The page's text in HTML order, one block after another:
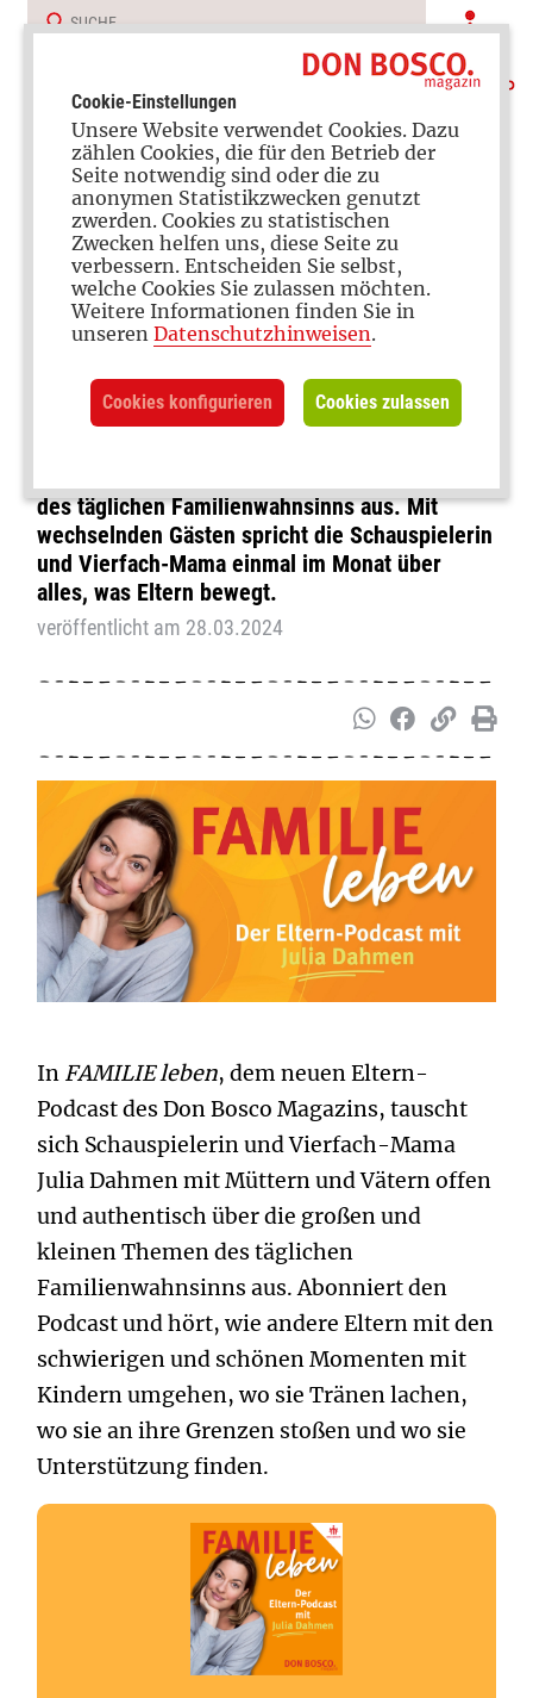
Jetzt abonnieren
FAMILIE leben – Der Eltern-
Podcast mit Julia Dahmen
des täglichen Familienwahnsinns aus. Mit
wechselnden Gästen spricht die Schauspielerin
und Vierfach-Mama einmal im Monat über
alles, was Eltern bewegt.
veröffentlicht am 28.03.2024
In FAMILIE leben, dem neuen Eltern-
Podcast des Don Bosco Magazins, tauscht
sich Schauspielerin und Vierfach-Mama
Julia Dahmen mit Müttern und Vätern offen
und authentisch über die großen und
kleinen Themen des täglichen
Familienwahnsinns aus. Abonniert den
Podcast und hört, wie andere Eltern mit den
schwierigen und schönen Momenten mit
Kindern umgehen, wo sie Tränen lachen,
wo sie an ihre Grenzen stoßen und wo sie
Unterstützung finden.
Cookie-Einstellungen
Unsere Website verwendet Cookies. Dazu
zählen Cookies, die für den Betrieb der
Seite notwendig sind oder die zu
anonymen Statistikzwecken genutzt
zwerden. Cookies zu statistischen
Zwecken helfen uns, diese Seite zu
verbessern. Entscheiden Sie selbst,
welche Cookies Sie zulassen möchten.
Weitere Informationen finden Sie in
unseren Datenschutzhinweisen.
Cookies konfigurieren Cookies zulassen